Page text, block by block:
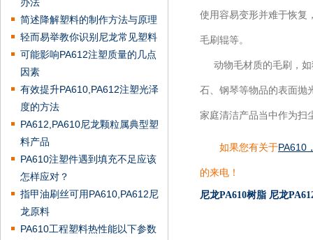
简述降解塑料的制作方法与原理
轻而易举教你识别尼龙常见塑料
可能影响PA612注塑质量的几点
因素
有效提升PA610,PA612注塑光泽
度的方法
PA612,PA610尼龙颗粒属典型塑
料产品
PA610注塑件遇到填充不足应该
怎样应对？
指甲油刷丝可用PA610,PA612尼
龙原料
PA610工程塑料热性能以下参数
使用容易变形并难于恢复
毛刷辊等。
动物毛材质的毛刷，如
石、钢琴等物品的表面抛
家庭清洁产品当中作为扫
如果您有关于PA610
的来电！
尼龙PA610树脂 尼龙